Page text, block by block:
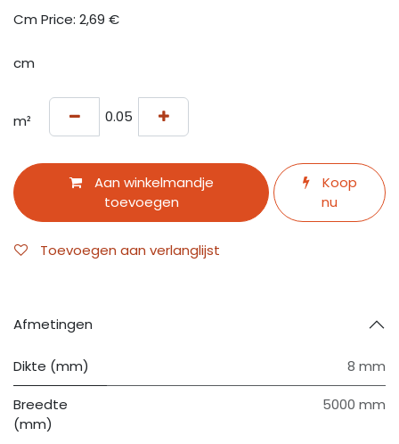
Cm Price: 2,69 €
cm
m²
Aan winkelmandje
toevoegen
Koop
nu
Toevoegen aan verlanglijst
Afmetingen
Dikte (mm) 8 mm
Breedte
(mm)
5000 mm